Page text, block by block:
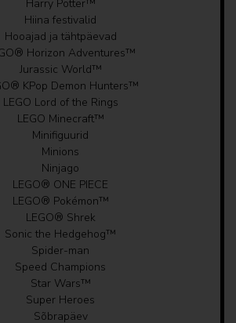
Harry Potter™
Hiina festivalid
Hooajad ja tähtpäevad
Horizon Adventures™
Jurassic World™
KPop Demon Hunters™
LEGO Lord of the Rings
LEGO Minecraft™
Minifiguurid
Minions
Ninjago
LEGO® ONE PIECE
LEGO® Pokémon™
LEGO® Shrek
Sonic the Hedgehog™
Spider-man
Speed Champions
Star Wars™
Super Heroes
Sõbrapäev
jt.
einekarbid